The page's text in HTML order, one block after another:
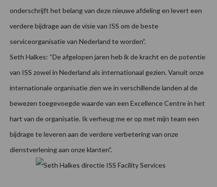
onderschrijft het belang van deze nieuwe afdeling en levert een
verdere bijdrage aan de visie van ISS om de beste
serviceorganisatie van Nederland te worden”.
Seth Halkes: “De afgelopen jaren heb ik de kracht en de potentie
van ISS zowel in Nederland als internationaal gezien. Vanuit onze
internationale organisatie zien we in verschillende landen al de
bewezen toegevoegde waarde van een Excellence Centre in het
hart van de organisatie. Ik verheug me er op met mijn team een
bijdrage te leveren aan de verdere verbetering van onze
dienstverlening aan onze klanten”.